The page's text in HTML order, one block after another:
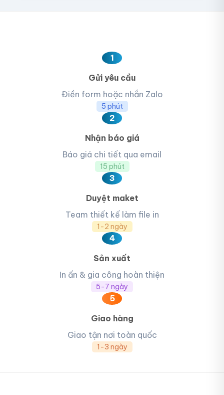
1
Gửi yêu cầu
Điền form hoặc nhắn Zalo
5 phút
2
Nhận báo giá
Báo giá chi tiết qua email
15 phút
3
Duyệt maket
Team thiết kế làm file in
1-2 ngày
4
Sản xuất
In ấn & gia công hoàn thiện
5-7 ngày
5
Giao hàng
Giao tận nơi toàn quốc
1-3 ngày